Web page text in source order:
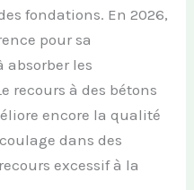
fondations. En 2026,
pour sa
absorber les
recours à des bétons
encore la qualité
dans des
excessif à la